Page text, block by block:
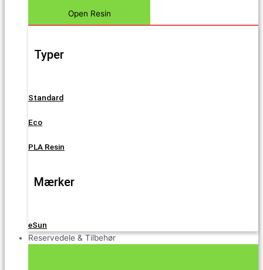
Open Resin
Typer
Standard
Eco
PLA Resin
Mærker
eSun
Reservedele & Tilbehør